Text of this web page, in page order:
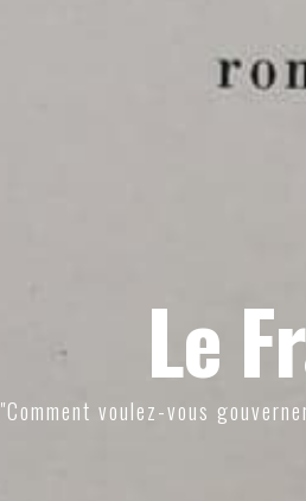
Le
"Comment voulez-vous